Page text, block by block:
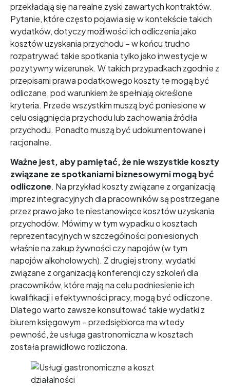
przekładają się na realne zyski zawartych kontraktów.
Pytanie, które często pojawia się w kontekście takich
wydatków, dotyczy możliwości ich odliczenia jako
kosztów uzyskania przychodu – w końcu trudno
rozpatrywać takie spotkania tylko jako inwestycje w
pozytywny wizerunek. W takich przypadkach zgodnie z
przepisami prawa podatkowego koszty te mogą być
odliczane, pod warunkiem że spełniają określone
kryteria. Przede wszystkim muszą być poniesione w
celu osiągnięcia przychodu lub zachowania źródła
przychodu. Ponadto muszą być udokumentowane i
racjonalne.
Ważne jest, aby pamiętać, że nie wszystkie koszty
związane ze spotkaniami biznesowymi mogą być
odliczone. Na przykład koszty związane z organizacją
imprez integracyjnych dla pracowników są postrzegane
przez prawo jako te niestanowiące kosztów uzyskania
przychodów. Mówimy w tym wypadku o kosztach
reprezentacyjnych w szczególności poniesionych
właśnie na zakup żywności czy napojów (w tym
napojów alkoholowych). Z drugiej strony, wydatki
związane z organizacją konferencji czy szkoleń dla
pracowników, które mają na celu podniesienie ich
kwalifikacji i efektywności pracy, mogą być odliczone.
Dlatego warto zawsze konsultować takie wydatki z
biurem księgowym – przedsiębiorca ma wtedy
pewność, że usługa gastronomiczna w kosztach
została prawidłowo rozliczona.